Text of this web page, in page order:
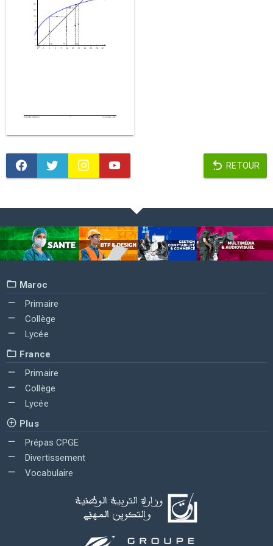
RETOUR
Maroc
Primaire
Collège
Lycée
France
Primaire
Collège
Lycée
Plus
Prépas CPGE
Divertissement
Vocabulaire